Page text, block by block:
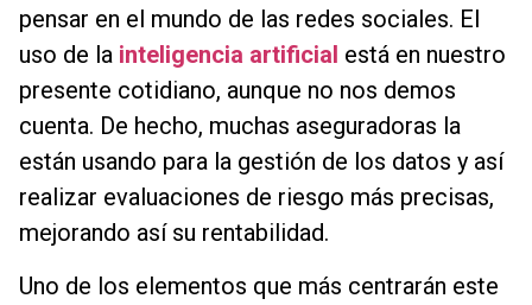
pensar en el mundo de las redes sociales. El
uso de la inteligencia artificial está en nuestro
presente cotidiano, aunque no nos demos
cuenta. De hecho, muchas aseguradoras la
están usando para la gestión de los datos y así
realizar evaluaciones de riesgo más precisas,
mejorando así su rentabilidad.
Uno de los elementos que más centrarán este